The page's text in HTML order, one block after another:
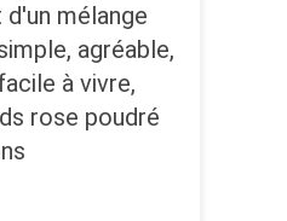
mélange
agréable,
à vivre,
rose poudré